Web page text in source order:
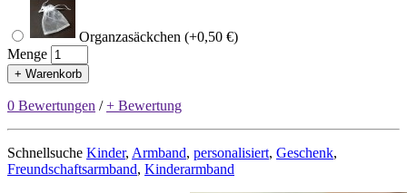
Organzasäckchen (+0,50 €)
Menge
+ Warenkorb
0 Bewertungen /+ Bewertung
Schnellsuche Kinder, Armband, personalisiert, Geschenk,
Freundschaftsarmband, Kinderarmband